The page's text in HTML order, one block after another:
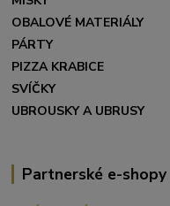
OBALOVÉ MATERIÁLY
PÁRTY
PIZZA KRABICE
SVÍČKY
UBROUSKY A UBRUSY
Partnerské e-shopy